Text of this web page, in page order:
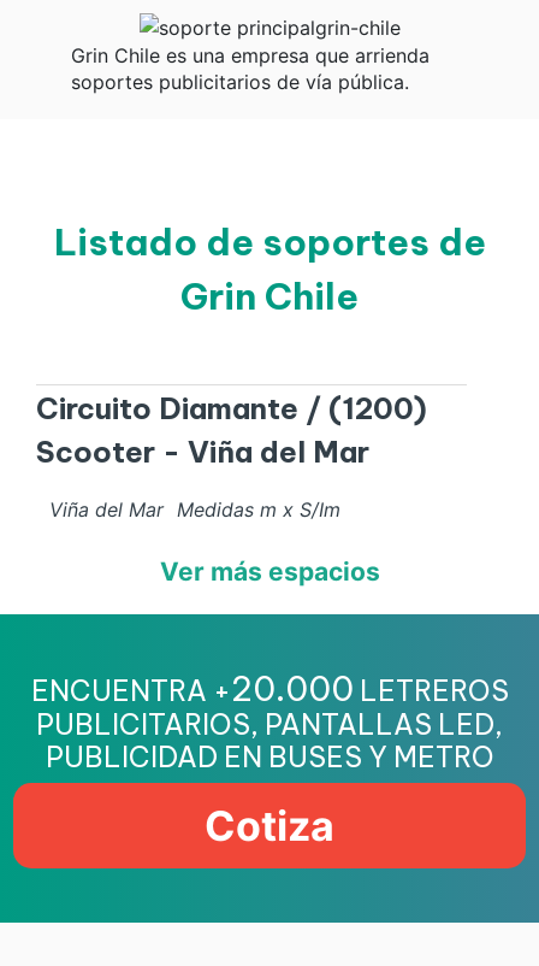
Grin Chile es una empresa que arrienda
soportes publicitarios de vía pública.
Listado de soportes de
Grin Chile
Circuito Diamante / (1200)
Scooter - Viña del Mar
Viña del Mar Medidas m x S/Im
Ver más espacios
ENCUENTRA +20.000 LETREROS
PUBLICITARIOS, PANTALLAS LED,
PUBLICIDAD EN BUSES Y METRO
Cotiza